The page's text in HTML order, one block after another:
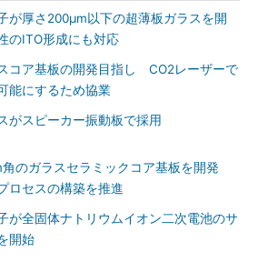
が厚さ200μm以下の超薄板ガラスを開
のITO形成にも対応
コア基板の開発目指し CO2レーザーで
能にするため協業
がスピーカー振動板で採用
角のガラスセラミックコア基板を開発
ロセスの構築を推進
が全固体ナトリウムイオン二次電池のサ
開始